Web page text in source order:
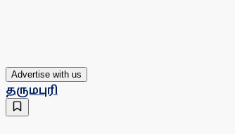
Advertise with us
தருமபுரி